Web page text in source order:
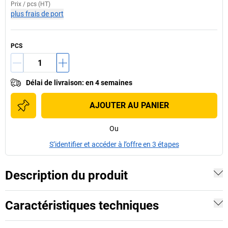
Prix / pcs (HT)
plus frais de port
PCS
Délai de livraison: en 4 semaines
AJOUTER AU PANIER
Ou
S’identifier et accéder à l’offre en 3 étapes
Description du produit
Caractéristiques techniques